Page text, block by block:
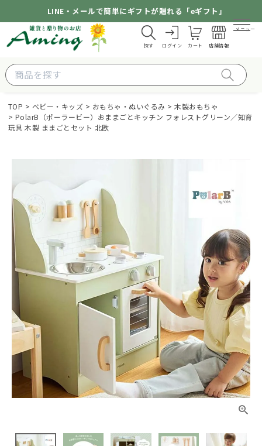
LINE・メールで簡単にギフトが贈れる「eギフト」
探す ログイン カート 店舗情報
メニュー
TOP ベビー・キッズ おもちゃ・ぬいぐるみ
木製おもちゃ
PolarB（ポーラービー）おままごとキッチン フォレストグリーン／知育
玩具 木製 ままごとセット 北欧